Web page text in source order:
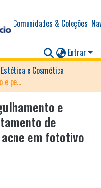
Comunidades & Coleções
Entrar
Estética e Cosmética
Associação de microagulhamento e peeling químico no tratamento de cicatrizes atróficas de acne em fototivo IV
e
de
em fototivo